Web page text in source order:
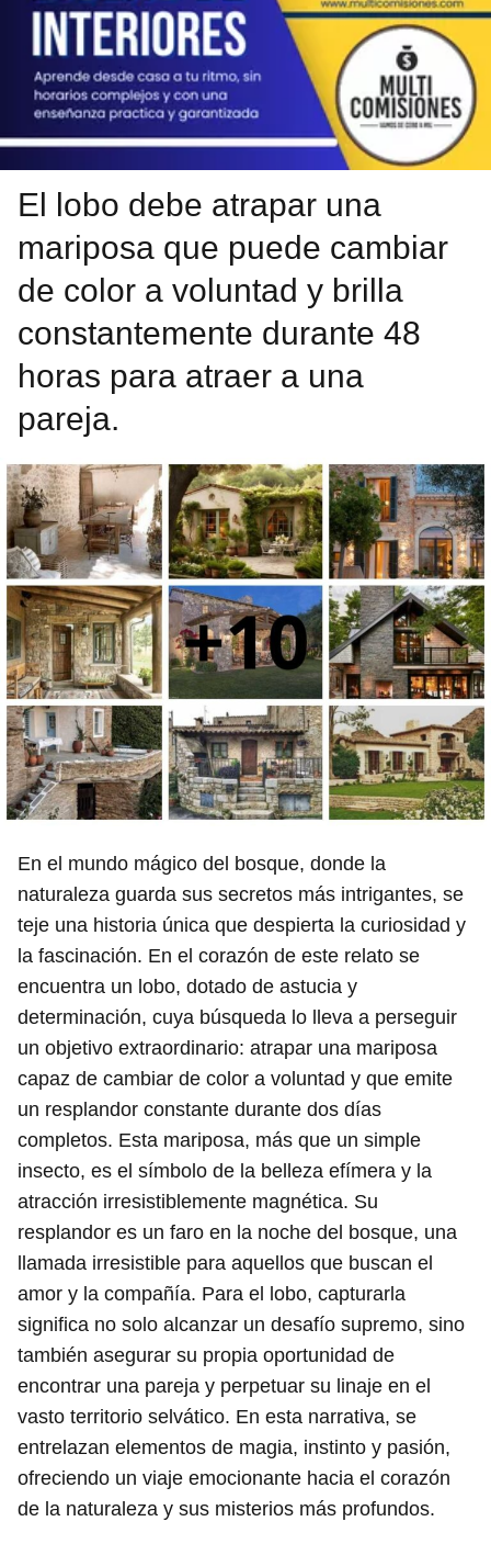
El lobo debe atrapar una
mariposa que puede cambiar
de color a voluntad y brilla
constantemente durante 48
horas para atraer a una
pareja.
En el mundo mágico del bosque, donde la
naturaleza guarda sus secretos más intrigantes, se
teje una historia única que despierta la curiosidad y
la fascinación. En el corazón de este relato se
encuentra un lobo, dotado de astucia y
determinación, cuya búsqueda lo lleva a perseguir
un objetivo extraordinario: atrapar una mariposa
capaz de cambiar de color a voluntad y que emite
un resplandor constante durante dos días
completos. Esta mariposa, más que un simple
insecto, es el símbolo de la belleza efímera y la
atracción irresistiblemente magnética. Su
resplandor es un faro en la noche del bosque, una
llamada irresistible para aquellos que buscan el
amor y la compañía. Para el lobo, capturarla
significa no solo alcanzar un desafío supremo, sino
también asegurar su propia oportunidad de
encontrar una pareja y perpetuar su linaje en el
vasto territorio selvático. En esta narrativa, se
entrelazan elementos de magia, instinto y pasión,
ofreciendo un viaje emocionante hacia el corazón
de la naturaleza y sus misterios más profundos.